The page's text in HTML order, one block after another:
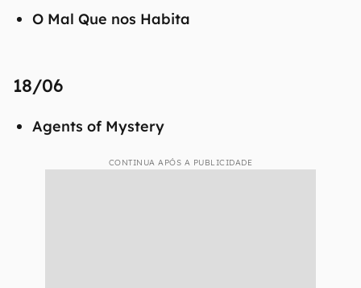
O Mal Que nos Habita
18/06
Agents of Mystery
CONTINUA APÓS A PUBLICIDADE